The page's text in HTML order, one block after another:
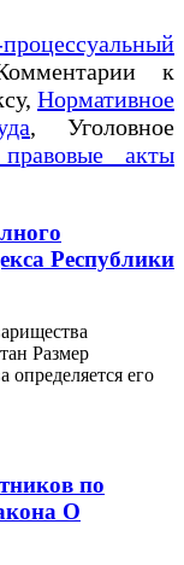
к
Нормативное
, Уголовное
акты
Республики
Размер
определяется его
по
О